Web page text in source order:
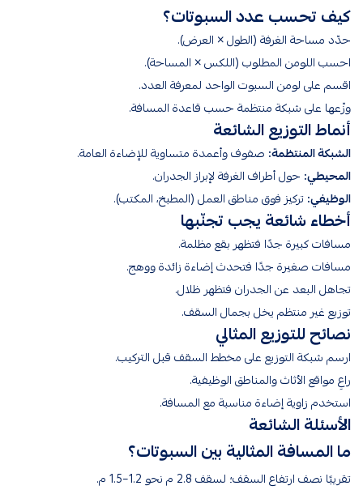
كيف تحسب عدد السبوتات؟
حدّد مساحة الغرفة (الطول × العرض).
احسب اللومن المطلوب (اللكس × المساحة).
اقسم على لومن السبوت الواحد لمعرفة العدد.
وزّعها على شبكة منتظمة حسب قاعدة المسافة.
أنماط التوزيع الشائعة
الشبكة المنتظمة: صفوف وأعمدة متساوية للإضاءة العامة.
المحيطي: حول أطراف الغرفة لإبراز الجدران.
الوظيفي:تركيز فوق مناطق العمل (المطبخ، المكتب).
أخطاء شائعة يجب تجنّبها
مسافات كبيرة جدًا فتظهر بقع مظلمة.
مسافات صغيرة جدًا فتحدث إضاءة زائدة ووهج.
تجاهل البعد عن الجدران فتظهر ظلال.
توزيع غير منتظم يخل بجمال السقف.
نصائح للتوزيع المثالي
ارسم شبكة التوزيع على مخطط السقف قبل التركيب.
راعِ مواقع الأثاث والمناطق الوظيفية.
استخدم زاوية إضاءة مناسبة مع المسافة.
الأسئلة الشائعة
ما المسافة المثالية بين السبوتات؟
تقريبًا نصف ارتفاع السقف؛ لسقف 2.8 م نحو 1.2–1.5 م.